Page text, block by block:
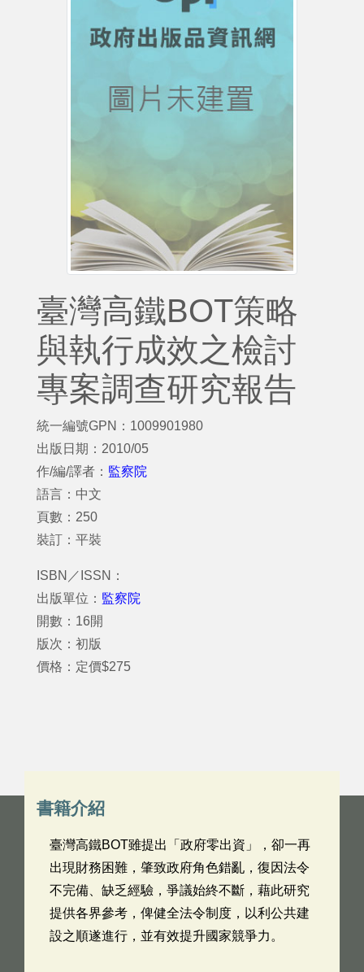
臺灣高鐵BOT策略
與執行成效之檢討
專案調查研究報告
統一編號GPN：1009901980
出版日期：2010/05
作/編/譯者： 監察院
語言：中文
頁數：250
裝訂：平裝
ISBN／ISSN：
出版單位： 監察院
開數：16開
版次：初版
價格：定價$275
書籍介紹
臺灣高鐵BOT雖提出「政府零出資」，卻一再
出現財務困難，肇致政府角色錯亂，復因法令
不完備、缺乏經驗，爭議始終不斷，藉此研究
提供各界參考，俾健全法令制度，以利公共建
設之順遂進行，並有效提升國家競爭力。